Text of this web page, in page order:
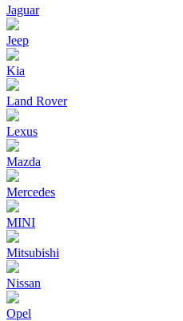
Jaguar
Jeep
Kia
Land Rover
Lexus
Mazda
Mercedes
MINI
Mitsubishi
Nissan
Opel